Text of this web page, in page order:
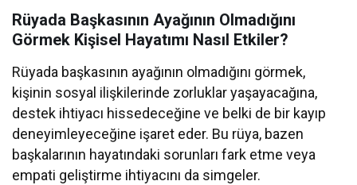
Rüyada Başkasının Ayağının Olmadığını
Görmek Kişisel Hayatımı Nasıl Etkiler?
Rüyada başkasının ayağının olmadığını görmek,
kişinin sosyal ilişkilerinde zorluklar yaşayacağına,
destek ihtiyacı hissedeceğine ve belki de bir kayıp
deneyimleyeceğine işaret eder. Bu rüya, bazen
başkalarının hayatındaki sorunları fark etme veya
empati geliştirme ihtiyacını da simgeler.